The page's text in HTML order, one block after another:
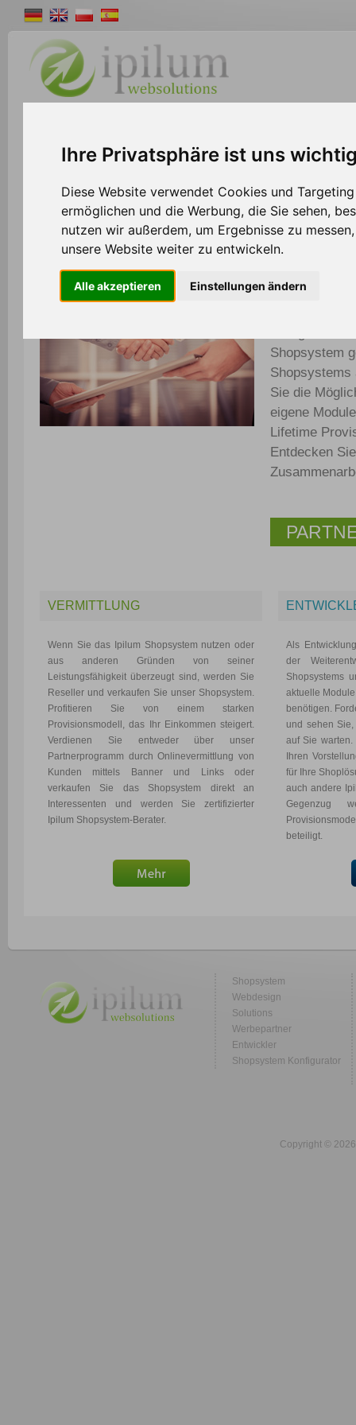
Ihre Privatsphäre ist uns
Diese Website verwendet Cookies und
ermöglichen und die Werbung, die Sie sehen,
nutzen wir außerdem, um Ergebnisse zu
unsere Website weiter zu entwickeln.
Alle akzeptieren Einstellungen ändern
>> Partner
Partner werden und attraktive Vorteile
Ipilum
Shopsystem
Shopsystems
Sie die
eigene
Lifetime
Entdecken
VERMITTLUNG
Wenn Sie das Ipilum Shopsystem nutzen oder
aus anderen Gründen von seiner
Leistungsfähigkeit überzeugt sind, werden Sie
Reseller und verkaufen Sie unser Shopsystem.
Profitieren Sie von einem starken
Provisionsmodell, das Ihr Einkommen steigert.
Verdienen Sie entweder über unser
Partnerprogramm durch Onlinevermittlung von
Kunden mittels Banner und Links oder
verkaufen Sie das Shopsystem direkt an
Interessenten und werden Sie zertifizierter
Ipilum Shopsystem-Berater.
Als
der
Shopsystems
aktuelle
benötigen.
und sehen
auf Sie
Ihren
für Ihre
auch andere
Gegenzug
beteiligt.
Shopsystem
Webdesign
Solutions
Werbepartner
Entwickler
Shopsystem Konfigurator
Copyright ©